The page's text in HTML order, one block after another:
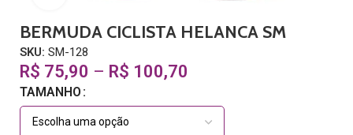
BERMUDA CICLISTA HELANCA SM
SKU: SM-128
R$ 75,90 – R$ 100,70
TAMANHO